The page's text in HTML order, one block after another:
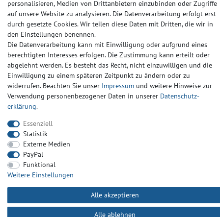
personalisieren, Medien von Drittanbietern einzubinden oder Zugriffe
auf unsere Website zu analysieren. Die Datenverarbeitung erfolgt erst
durch gesetzte Cookies. Wir teilen diese Daten mit Dritten, die wir in
den Einstellungen benennen.
Die Datenverarbeitung kann mit Einwilligung oder aufgrund eines
berechtigten Interesses erfolgen. Die Zustimmung kann erteilt oder
abgelehnt werden. Es besteht das Recht, nicht einzuwilligen und die
Einwilligung zu einem späteren Zeitpunkt zu ändern oder zu
widerrufen. Beachten Sie unser Impressum und weitere Hinweise zur
Verwendung personenbezogener Daten in unserer Daten­schutz­
erklärung.
Essenziell
Statistik
Externe Medien
PayPal
Funktional
Weitere Einstellungen
Alle akzeptieren
Alle ablehnen
Daten­schutz­erklärung AGB Kontakt